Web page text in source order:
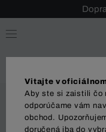
Vitajte v
Aby ste si zaistili čo
odporúčame vám
obchod.
doručená iba do